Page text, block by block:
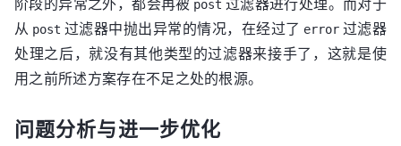
post
从 post 过滤器中抛出异常的情况，在经过了 error 过滤器
处理之后，就没有其他类型的过滤器来接手了，这就是使
用之前所述方案存在不足之处的根源。
问题分析与进一步优化